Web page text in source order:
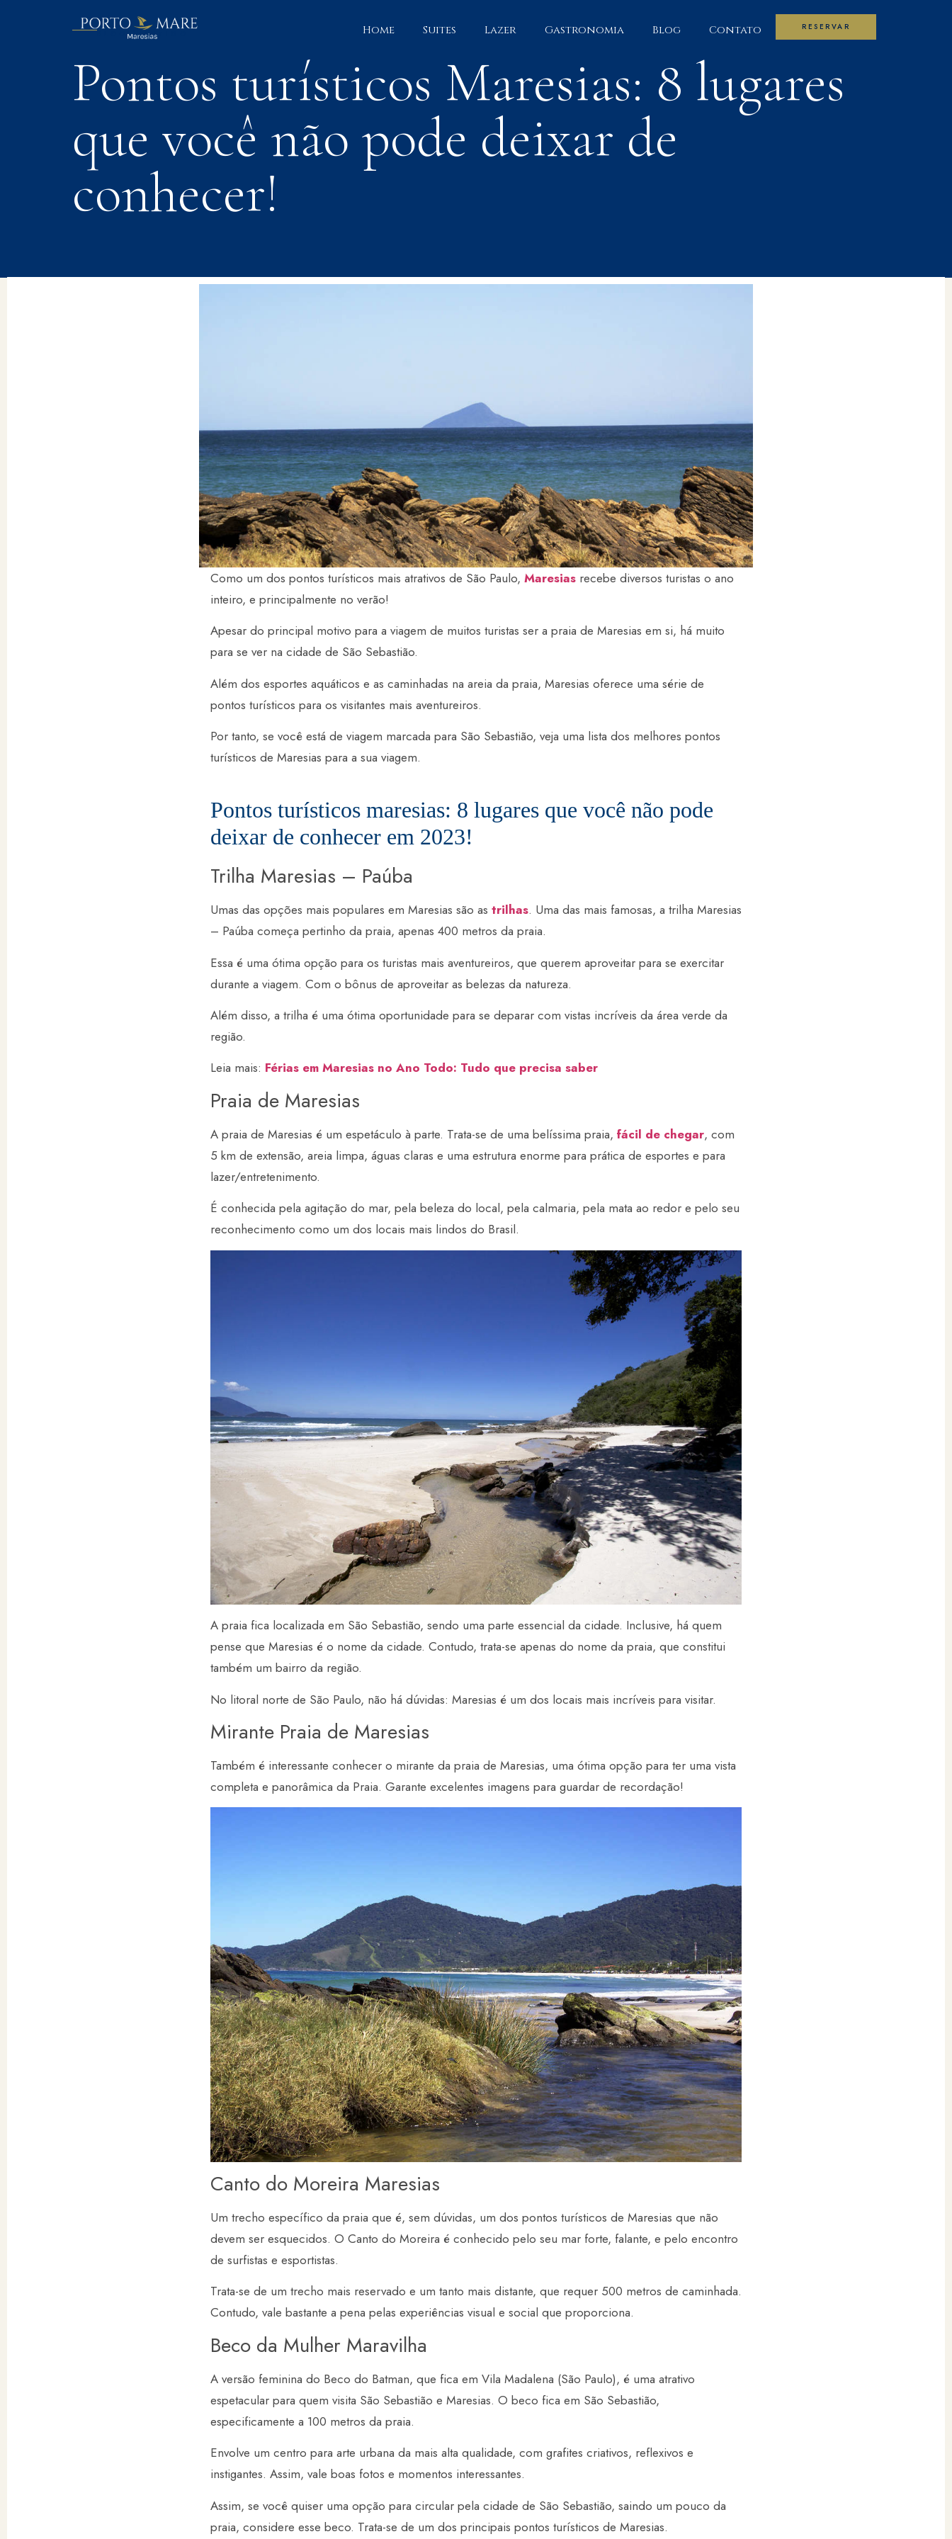
Home Suites Lazer Gastronomia Blog Contato RESERVAR
Pontos turísticos Maresias: 8 lugares
que você não pode deixar de
conhecer!
BLOG | ARTIGO
Como um dos pontos turísticos mais atrativos de São Paulo, Maresias recebe diversos turistas o ano
inteiro, e principalmente no verão!
Apesar do principal motivo para a viagem de muitos turistas ser a praia de Maresias em si, há muito
para se ver na cidade de São Sebastião.
Além dos esportes aquáticos e as caminhadas na areia da praia, Maresias oferece uma série de
pontos turísticos para os visitantes mais aventureiros.
Por tanto, se você está de viagem marcada para São Sebastião, veja uma lista dos melhores pontos
turísticos de Maresias para a sua viagem.
Pontos turísticos maresias: 8 lugares que você não pode
deixar de conhecer em 2023!
Trilha Maresias – Paúba
Umas das opções mais populares em Maresias são as trilhas. Uma das mais famosas, a trilha Maresias
– Paúba começa pertinho da praia, apenas 400 metros da praia.
Essa é uma ótima opção para os turistas mais aventureiros, que querem aproveitar para se exercitar
durante a viagem. Com o bônus de aproveitar as belezas da natureza.
Além disso, a trilha é uma ótima oportunidade para se deparar com vistas incríveis da área verde da
região.
Leia mais: Férias em Maresias no Ano Todo: Tudo que precisa saber
Praia de Maresias
A praia de Maresias é um espetáculo à parte. Trata-se de uma belíssima praia, fácil de chegar, com
5 km de extensão, areia limpa, águas claras e uma estrutura enorme para prática de esportes e para
lazer/entretenimento.
É conhecida pela agitação do mar, pela beleza do local, pela calmaria, pela mata ao redor e pelo seu
reconhecimento como um dos locais mais lindos do Brasil.
A praia fica localizada em São Sebastião, sendo uma parte essencial da cidade. Inclusive, há quem
pense que Maresias é o nome da cidade. Contudo, trata-se apenas do nome da praia, que constitui
também um bairro da região.
No litoral norte de São Paulo, não há dúvidas: Maresias é um dos locais mais incríveis para visitar.
Mirante Praia de Maresias
Também é interessante conhecer o mirante da praia de Maresias, uma ótima opção para ter uma vista
completa e panorâmica da Praia. Garante excelentes imagens para guardar de recordação!
Canto do Moreira Maresias
Um trecho específico da praia que é, sem dúvidas, um dos pontos turísticos de Maresias que não
devem ser esquecidos. O Canto do Moreira é conhecido pelo seu mar forte, falante, e pelo encontro
de surfistas e esportistas.
Trata-se de um trecho mais reservado e um tanto mais distante, que requer 500 metros de caminhada.
Contudo, vale bastante a pena pelas experiências visual e social que proporciona.
Beco da Mulher Maravilha
A versão feminina do Beco do Batman, que fica em Vila Madalena (São Paulo), é uma atrativo
espetacular para quem visita São Sebastião e Maresias. O beco fica em São Sebastião,
especificamente a 100 metros da praia.
Envolve um centro para arte urbana da mais alta qualidade, com grafites criativos, reflexivos e
instigantes. Assim, vale boas fotos e momentos interessantes.
Assim, se você quiser uma opção para circular pela cidade de São Sebastião, saindo um pouco da
praia, considere esse beco. Trata-se de um dos principais pontos turísticos de Maresias.